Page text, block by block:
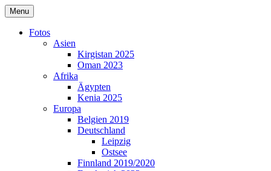
Menu
Fotos
Asien
Kirgistan 2025
Oman 2023
Afrika
Ägypten
Kenia 2025
Europa
Belgien 2019
Deutschland
Leipzig
Ostsee
Finnland 2019/2020